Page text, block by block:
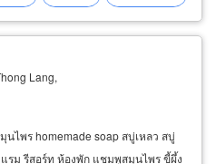
Lang,
ไพร homemade soap สบู่เหลว สบู่
รม รีสอร์ท ห้องพัก แชมพูสมุนไพร ขี้ผึ้ง